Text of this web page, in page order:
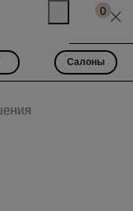
0
Салоны